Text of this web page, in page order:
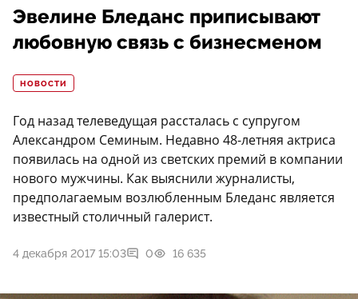
Эвелине Бледанс приписывают
любовную связь с бизнесменом
НОВОСТИ
Год назад телеведущая рассталась с супругом
Александром Семиным. Недавно 48-летняя актриса
появилась на одной из светских премий в компании
нового мужчины. Как выяснили журналисты,
предполагаемым возлюбленным Бледанс является
известный столичный галерист.
4 декабря 2017 15:03 0 16 635